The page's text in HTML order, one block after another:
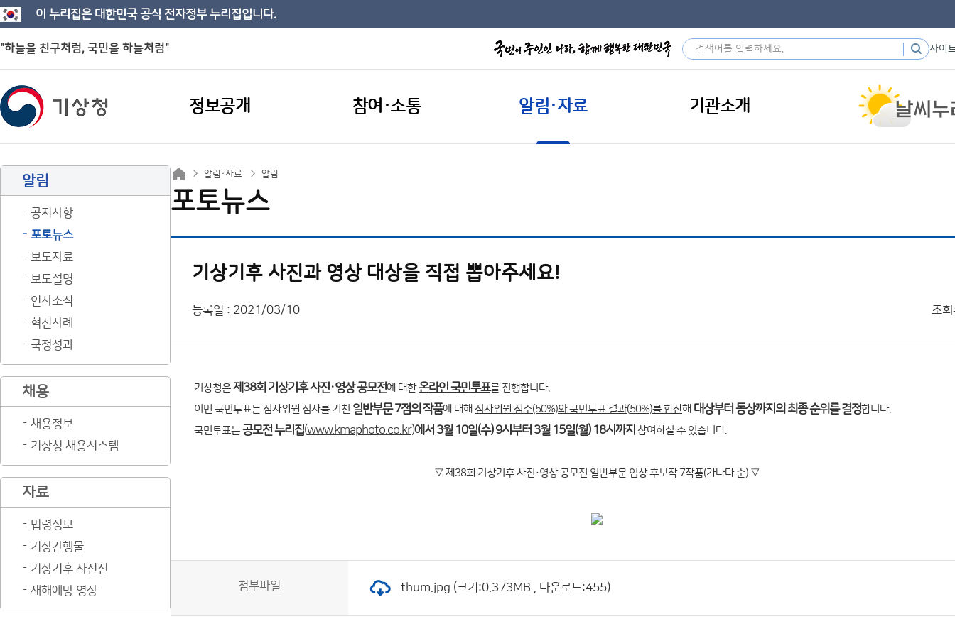
이 누리집은 대한민국 공식 전자정부 누리집입니다.
"하늘을 친구처럼, 국민을 하늘처럼" 사이
정보공개 참여·소통 알림·자료 기관소개
알림
공지사항
포토뉴스
보도자료
보도설명
인사소식
혁신사례
국정성과
채용
채용정보
기상청 채용시스템
자료
법령정보
기상간행물
기상기후 사진전
재해예방 영상
알림·자료 알림
포토뉴스
기상기후 사진과 영상 대상을 직접 뽑아주세요!
등록일 : 2021/03/10 조회
기상청은제38회 기상기후 사진·영상 공모전에 대한온라인 국민투표를 진행합니다.
이번 국민투표는 심사위원 심사를 거친 일반부문 7점의 작품에 대해 심사위원 점수(50%)와 국민투표 결과(50%)를 합산해 대상부터 동상까지의 최종 순위를 결정합니다.
국민투표는공모전 누리집(www.kmaphoto.co.kr)에서 3월 10일(수) 9시부터 3월 15일(월) 18시까지 참여하실 수 있습니다.
▽ 제38회 기상기후 사진·영상 공모전 일반부문 입상 후보작 7작품(가나다 순) ▽
첨부파일 thum.jpg (크기:0.373MB , 다운로드:455)